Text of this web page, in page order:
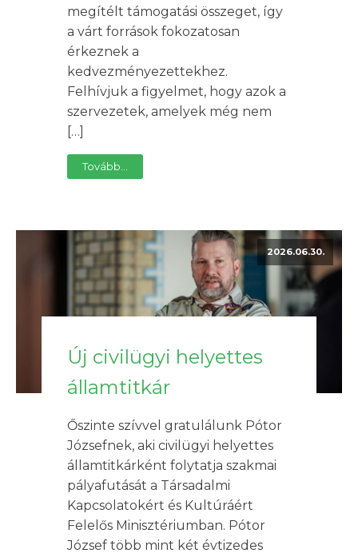
megítélt támogatási összeget, így
a várt források fokozatosan
érkeznek a
kedvezményezettekhez.
Felhívjuk a figyelmet, hogy azok a
szervezetek, amelyek még nem
[…]
Tovább...
2026.06.30.
Új civilügyi helyettes
államtitkár
Őszinte szívvel gratulálunk Pótor
Józsefnek, aki civilügyi helyettes
államtitkárként folytatja szakmai
pályafutását a Társadalmi
Kapcsolatokért és Kultúráért
Felelős Minisztériumban. Pótor
József több mint két évtizedes